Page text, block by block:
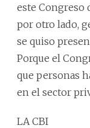
este Congreso
por otro lado,
se quiso
Porque el
que personas
en el sector
LA CBI